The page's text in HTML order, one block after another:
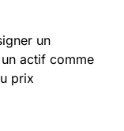
un
actif comme
prix